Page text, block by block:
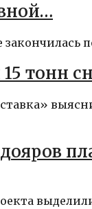
тонн